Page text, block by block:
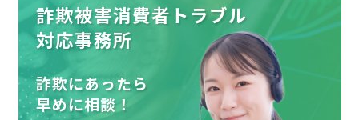
詐欺被害消費者トラブル
対応事務所
詐欺にあったら
早めに相談！